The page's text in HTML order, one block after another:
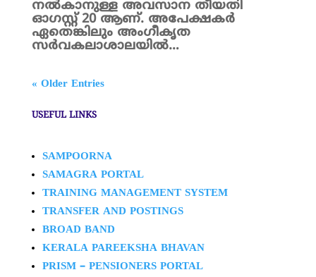
നൽകാനുള്ള അവസാന തീയതി
ഓഗസ്റ്റ് 20 ആണ്. അപേക്ഷകർ
ഏതെങ്കിലും അംഗീകൃത
സര്‍വകലാശാലയില്‍…
« Older Entries
USEFUL LINKS
SAMPOORNA
SAMAGRA PORTAL
TRAINING MANAGEMENT SYSTEM
TRANSFER AND POSTINGS
BROAD BAND
KERALA PAREEKSHA BHAVAN
PRISM – PENSIONERS PORTAL